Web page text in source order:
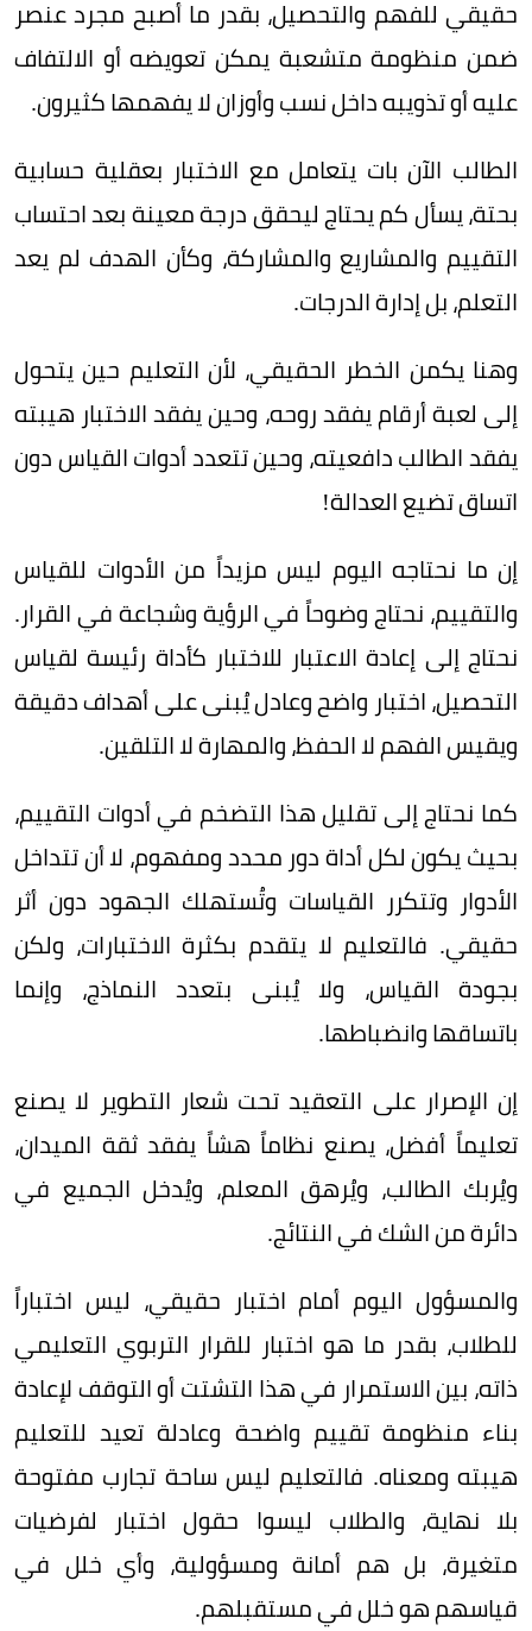
حقيقي للفهم والتحصيل، بقدر ما أصبح مجرد عنصر
ضمن منظومة متشعبة يمكن تعويضه أو الالتفاف
عليه أو تذويبه داخل نسب وأوزان لا يفهمها كثيرون.
الطالب الآن بات يتعامل مع الاختبار بعقلية حسابية
بحتة، يسأل كم يحتاج ليحقق درجة معينة بعد احتساب
التقييم والمشاريع والمشاركة، وكأن الهدف لم يعد
التعلم، بل إدارة الدرجات.
وهنا يكمن الخطر الحقيقي، لأن التعليم حين يتحول
إلى لعبة أرقام يفقد روحه، وحين يفقد الاختبار هيبته
يفقد الطالب دافعيته، وحين تتعدد أدوات القياس دون
اتساق تضيع العدالة!
إن ما نحتاجه اليوم ليس مزيداً من الأدوات للقياس
والتقييم، نحتاج وضوحاً في الرؤية وشجاعة في القرار.
نحتاج إلى إعادة الاعتبار للاختبار كأداة رئيسة لقياس
التحصيل، اختبار واضح وعادل يُبنى على أهداف دقيقة
ويقيس الفهم لا الحفظ، والمهارة لا التلقين.
كما نحتاج إلى تقليل هذا التضخم في أدوات التقييم،
بحيث يكون لكل أداة دور محدد ومفهوم، لا أن تتداخل
الأدوار وتتكرر القياسات وتُستهلك الجهود دون أثر
حقيقي. فالتعليم لا يتقدم بكثرة الاختبارات، ولكن
بجودة القياس، ولا يُبنى بتعدد النماذج، وإنما
باتساقها وانضباطها.
إن الإصرار على التعقيد تحت شعار التطوير لا يصنع
تعليماً أفضل، يصنع نظاماً هشاً يفقد ثقة الميدان،
ويُربك الطالب، ويُرهق المعلم، ويُدخل الجميع في
دائرة من الشك في النتائج.
والمسؤول اليوم أمام اختبار حقيقي، ليس اختباراً
للطلاب، بقدر ما هو اختبار للقرار التربوي التعليمي
ذاته، بين الاستمرار في هذا التشتت أو التوقف لإعادة
بناء منظومة تقييم واضحة وعادلة تعيد للتعليم
هيبته ومعناه. فالتعليم ليس ساحة تجارب مفتوحة
بلا نهاية، والطلاب ليسوا حقول اختبار لفرضيات
متغيرة، بل هم أمانة ومسؤولية، وأي خلل في
قياسهم هو خلل في مستقبلهم.